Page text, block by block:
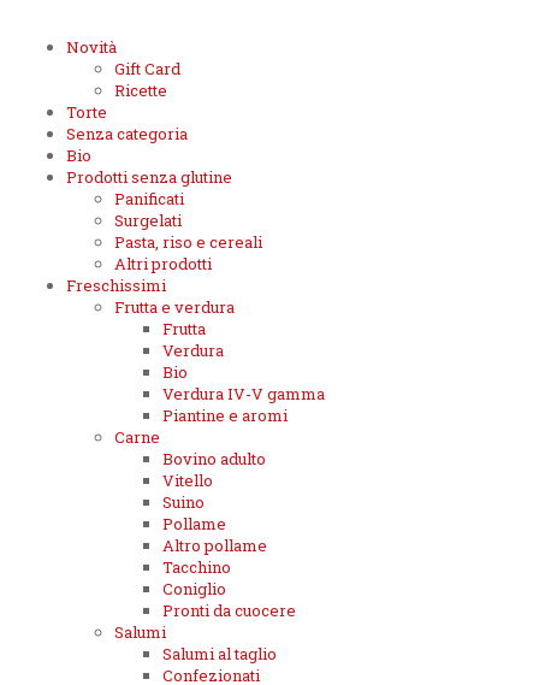
Novità
Gift Card
Ricette
Torte
Senza categoria
Bio
Prodotti senza glutine
Panificati
Surgelati
Pasta, riso e cereali
Altri prodotti
Freschissimi
Frutta e verdura
Frutta
Verdura
Bio
Verdura IV-V gamma
Piantine e aromi
Carne
Bovino adulto
Vitello
Suino
Pollame
Altro pollame
Tacchino
Coniglio
Pronti da cuocere
Salumi
Salumi al taglio
Confezionati